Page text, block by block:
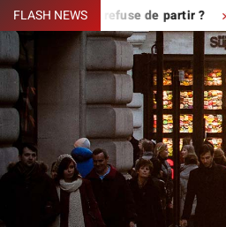
Skip
to
content
FLASH NEWS
le fermier refuse de partir ?